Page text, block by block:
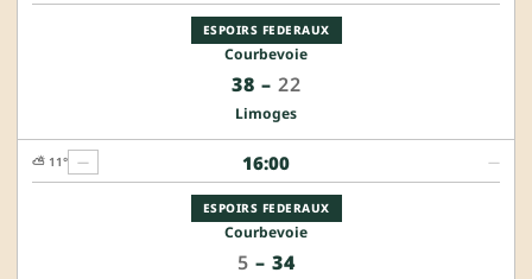
ESPOIRS FEDERAUX
Courbevoie
38 – 22
Limoges
16:00
ESPOIRS FEDERAUX
Courbevoie
5 – 34
⛅ 11° — —